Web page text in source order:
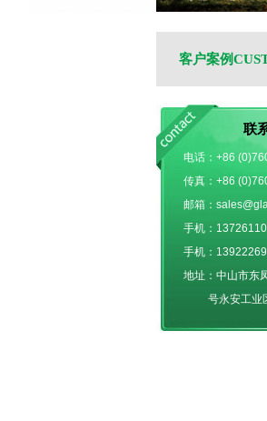
客户案例
联
电话：+86
传真：+86
邮箱：
手机：
手机：
地址：中山市东
号永安工业